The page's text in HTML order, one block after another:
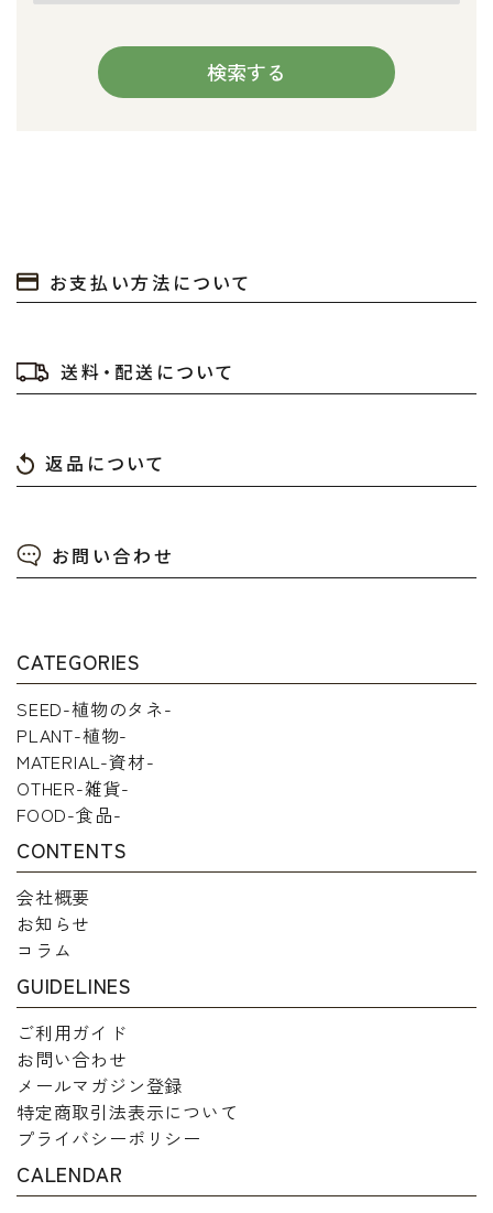
検索する
検索する
お支払い方法について
送料・配送について
返品について
お問い合わせ
CATEGORIES
SEED-植物のタネ-
PLANT-植物-
MATERIAL-資材-
OTHER-雑貨-
FOOD-食品-
CONTENTS
会社概要
お知らせ
コラム
GUIDELINES
ご利用ガイド
お問い合わせ
メールマガジン登録
特定商取引法表示について
プライバシーポリシー
CALENDAR